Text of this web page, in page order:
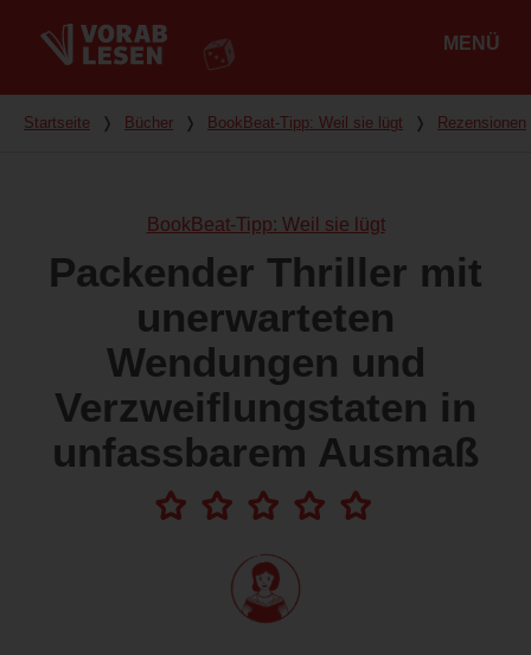
MENÜ
Du bist hier
Startseite ❭ Bücher ❭ BookBeat-Tipp: Weil sie lügt ❭ Rezensionen
BookBeat-Tipp: Weil sie lügt
Packender Thriller mit
unerwarteten
Wendungen und
Verzweiflungstaten in
unfassbarem Ausmaß